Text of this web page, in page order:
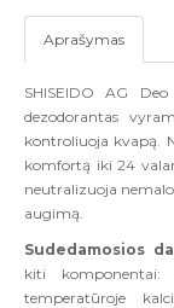
Aprašymas
SHISEIDO AG
dezodorantas
kontroliuoja kvapą.
komfortą iki 24
neutralizuoja
augimą.
Sudedamosios
kiti komponentai:
temperatūroje